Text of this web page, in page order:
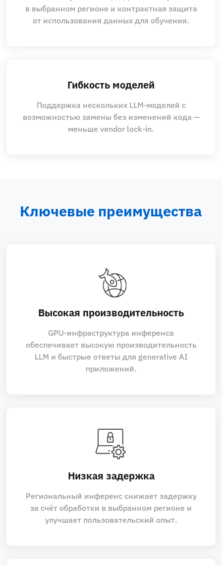
в выбранном регионе и контрактная защита
от использования данных для обучения.
Гибкость моделей
Поддержка нескольких LLM‑моделей с
возможностью замены без изменений кода —
меньше vendor lock‑in.
Ключевые преимущества
Высокая производительность
GPU‑инфраструктура инференса
обеспечивает высокую производительность
LLM и быстрые ответы для generative AI
приложений.
Низкая задержка
Региональный инференс снижает задержку
за счёт обработки в выбранном регионе и
улучшает пользовательский опыт.